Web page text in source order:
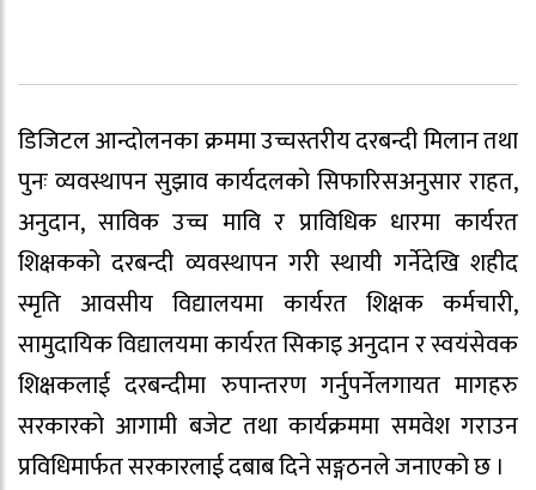
डिजिटल आन्दोलनका क्रममा उच्चस्तरीय दरबन्दी मिलान तथा
पुनः व्यवस्थापन सुझाव कार्यदलको सिफारिसअनुसार राहत,
अनुदान, साविक उच्च मावि र प्राविधिक धारमा कार्यरत
शिक्षकको दरबन्दी व्यवस्थापन गरी स्थायी गर्नेदेखि शहीद
स्मृति आवसीय विद्यालयमा कार्यरत शिक्षक कर्मचारी,
सामुदायिक विद्यालयमा कार्यरत सिकाइ अनुदान र स्वयंसेवक
शिक्षकलाई दरबन्दीमा रुपान्तरण गर्नुपर्नेलगायत मागहरु
सरकारको आगामी बजेट तथा कार्यक्रममा समवेश गराउन
प्रविधिमार्फत सरकारलाई दबाब दिने सङ्गठनले जनाएको छ ।